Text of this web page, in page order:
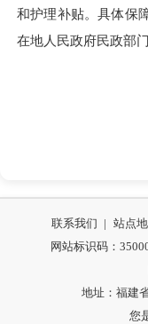
和护理补贴。具体保
在地人民政府民政部门
联系我们 | 站点
网站标识码：
地址：福建
您